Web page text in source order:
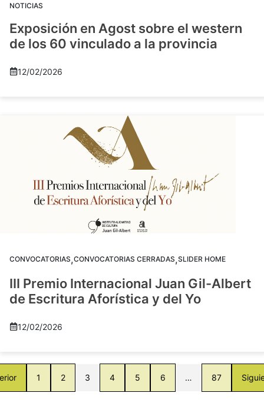
NOTICIAS
Exposición en Agost sobre el western
de los 60 vinculado a la provincia
12/02/2026
CONVOCATORIAS,CONVOCATORIAS CERRADAS,SLIDER HOME
III Premio Internacional Juan Gil-Albert
de Escritura Aforística y del Yo
12/02/2026
1 2 3 4 5 6 … 87